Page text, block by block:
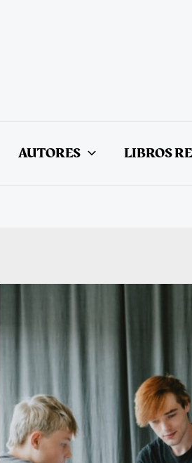
AUTORES LIBROS